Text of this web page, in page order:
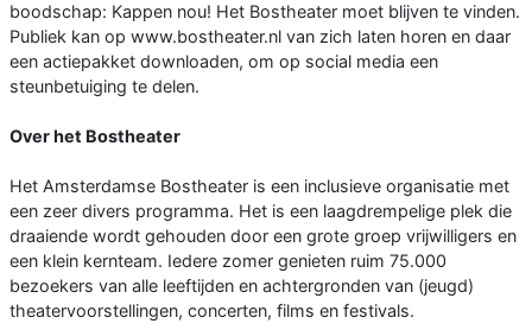
boodschap: Kappen nou! Het Bostheater moet blijven te vinden.
Publiek kan op www.bostheater.nl van zich laten horen en daar
een actiepakket downloaden, om op social media een
steunbetuiging te delen.
Over het Bostheater
Het Amsterdamse Bostheater is een inclusieve organisatie met
een zeer divers programma. Het is een laagdrempelige plek die
draaiende wordt gehouden door een grote groep vrijwilligers en
een klein kernteam. Iedere zomer genieten ruim 75.000
bezoekers van alle leeftijden en achtergronden van (jeugd)
theatervoorstellingen, concerten, films en festivals.